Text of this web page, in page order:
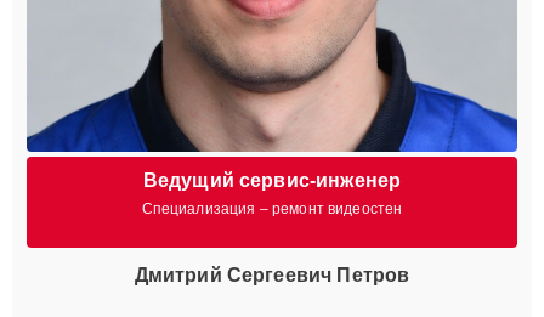
Ведущий сервис-инженер
Специализация – ремонт видеостен
Дмитрий Сергеевич Петров